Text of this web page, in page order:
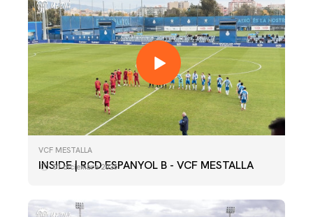
VCF MESTALLA
INSIDE | RCD ESPANYOL B - VCF MESTALLA
01 diciembre 2025